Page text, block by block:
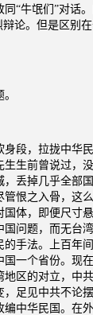
“牛氓们”对话
论。但是区别
段，拉拢中华
生前曾说过，
丢掉几乎全部
恨之入骨，这
体，即便尺寸
问题，而无台
手法。上百年
一个省份。现
区的对立，中
足见中共不论
中华民国。在